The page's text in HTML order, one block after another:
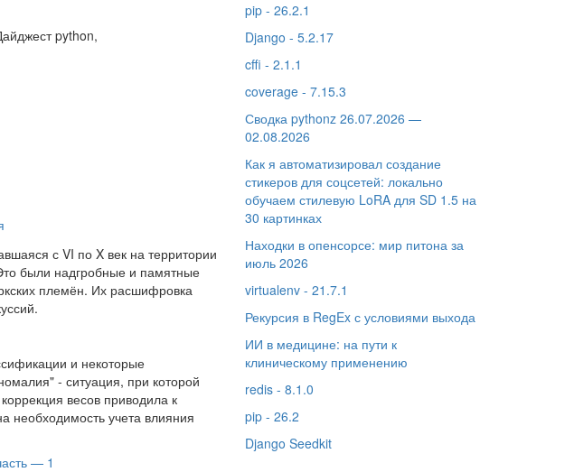
с VI по X век на территории
были надгробные и памятные
племён. Их расшифровка
и некоторые
- ситуация, при которой
весов приводила к
необходимость учета влияния
— 1
pip - 26.2.1
Django - 5.2.17
cffi - 2.1.1
coverage - 7.15.3
Сводка pythonz 26.07.2026 —
02.08.2026
Как я автоматизировал создание
стикеров для соцсетей: локально
обучаем стилевую LoRA для SD 1.5 на
30 картинках
Находки в опенсорсе: мир питона за
июль 2026
virtualenv - 21.7.1
Рекурсия в RegEx с условиями выхода
ИИ в медицине: на пути к
клиническому применению
redis - 8.1.0
pip - 26.2
Django Seedkit